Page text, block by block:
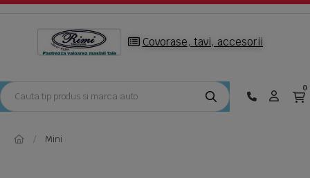
Covorase, tavi, accesorii
0
Mini